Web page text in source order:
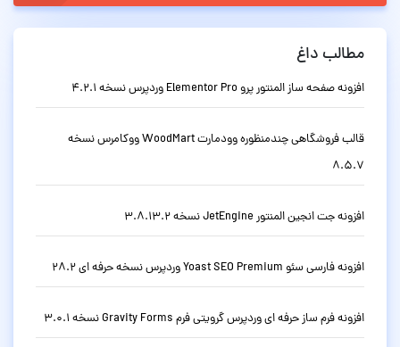
مطالب داغ
افزونه صفحه ساز المنتور پرو Elementor Pro وردپرس نسخه 4.2.1
قالب فروشگاهی چندمنظوره وودمارت WoodMart ووکامرس نسخه
8.5.7
افزونه جت انجین المنتور JetEngine نسخه 3.8.13.2
افزونه فارسی سئو Yoast SEO Premium وردپرس نسخه حرفه ای 28.2
افزونه فرم ساز حرفه ای وردپرس گرویتی فرم Gravity Forms نسخه 3.0.1